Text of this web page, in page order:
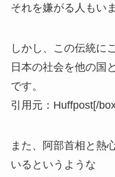
それを嫌がる人もいま
しかし、この伝統に
日本の社会を他の国
です。
引用元：Huffpost[/
また、阿部首相と熱
いるというような